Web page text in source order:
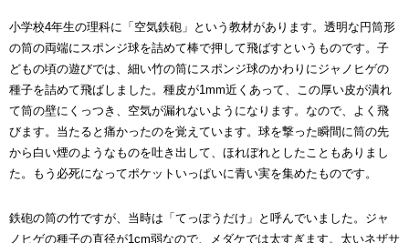
小学校4年生の理科に「空気鉄砲」という教材があります。透明な円筒形
の筒の両端にスポンジ球を詰めて棒で押して飛ばすというものです。子
どもの頃の遊びでは、細い竹の筒にスポンジ球のかわりにジャノヒゲの
種子を詰めて飛ばしました。種皮が1mm近くあって、この厚い皮が潰れ
て筒の壁にくっつき、空気が漏れないようになります。なので、よく飛
びます。当たると痛かったのを覚えています。球を撃った瞬間に筒の先
から白い煙のようなものを吐き出して、ほれぼれとしたこともありまし
た。もう必死になってポケットいっぱいに青い実を集めたものです。
鉄砲の筒の竹ですが、当時は「てっぽうだけ」と呼んでいました。ジャ
ノヒゲの種子の直径が1cm弱なので、メダケでは太すぎます。太いネザサ